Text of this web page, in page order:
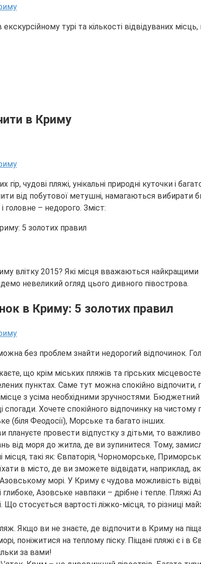
турі та кількості відвідуваних
в Криму
чудові пляжі, унікальні природні куточки і
від побутової метушні, намагаються
головне – недорого. Зміст:
5 золотих правил
влітку 2015? Які місця вважаються найкращими
невеликий огляд цього дивного півострова.
в Криму: 5 золотих правил
без проблем знайти недорогий відпочинок.
що крім міських пляжів та гірських
пунктах. Саме тут можна спокійно
з усіма необхідними зручностями.
спогади. Хочете спокійного відпочинку на
(біля Феодосії), Морське та багато інших.
плануєте провести відпустку з дітьми, то
від моря до житла, де ви зупинитеся. Тому,
місця, такі як: Євпаторія, Чорноморське,
в місто, де ви зможете відвідати, наприклад,
морі. У Криму є чудова можливість
Азовське навпаки – дрібне і тепле. Пляжі
Що стосується вартості ліжко-місця, то різниці
Якщо ви не знаєте, де відпочити в Криму на
поніжитися на теплому піску. Піщані пляжі є і в
за вами!